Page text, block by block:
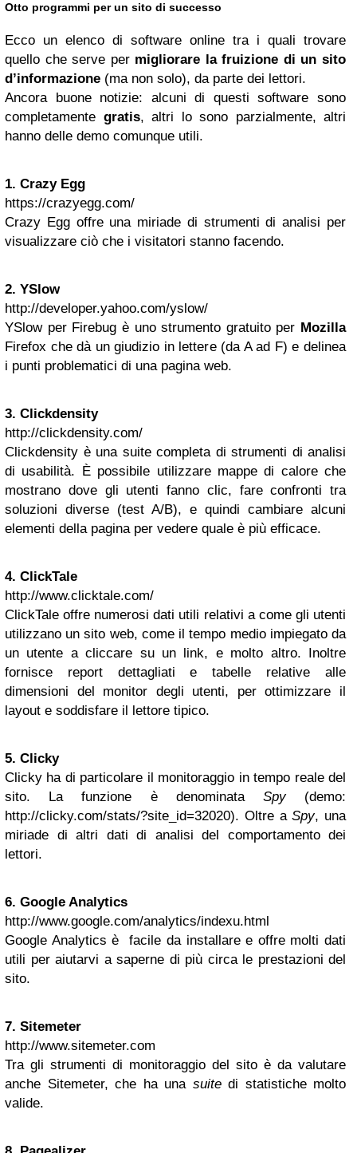
Otto programmi per un sito di successo
Ecco un elenco di software online tra i quali trovare
quello che serve per migliorare la fruizione di un sito
d’informazione (ma non solo), da parte dei lettori.
Ancora buone notizie: alcuni di questi software sono
completamente gratis, altri lo sono parzialmente, altri
hanno delle demo comunque utili.
1. Crazy Egg
https://crazyegg.com/
Crazy Egg offre una miriade di strumenti di analisi per
visualizzare ciò che i visitatori stanno facendo.
2. YSlow
http://developer.yahoo.com/yslow/
YSlow per Firebug è uno strumento gratuito per Mozilla
Firefox che dà un giudizio in lettere (da A ad F) e delinea
i punti problematici di una pagina web.
3. Clickdensity
http://clickdensity.com/
Clickdensity è una suite completa di strumenti di analisi
di usabilità. È possibile utilizzare mappe di calore che
mostrano dove gli utenti fanno clic, fare confronti tra
soluzioni diverse (test A/B), e quindi cambiare alcuni
elementi della pagina per vedere quale è più efficace.
4. ClickTale
http://www.clicktale.com/
ClickTale offre numerosi dati utili relativi a come gli utenti
utilizzano un sito web, come il tempo medio impiegato da
un utente a cliccare su un link, e molto altro. Inoltre
fornisce report dettagliati e tabelle relative alle
dimensioni del monitor degli utenti, per ottimizzare il
layout e soddisfare il lettore tipico.
5. Clicky
Clicky ha di particolare il monitoraggio in tempo reale del
sito. La funzione è denominata Spy(demo:
http://clicky.com/stats/?site_id=32020). Oltre aSpy, una
miriade di altri dati di analisi del comportamento dei
lettori.
6. Google Analytics
http://www.google.com/analytics/indexu.html
Google Analytics è facile da installare e offre molti dati
utili per aiutarvi a saperne di più circa le prestazioni del
sito.
7. Sitemeter
http://www.sitemeter.com
Tra gli strumenti di monitoraggio del sito è da valutare
anche Sitemeter, che ha una suitedi statistiche molto
valide.